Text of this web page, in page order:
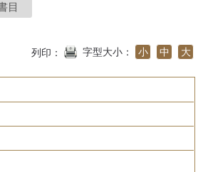
目
列印： 字型大小： 小 中 大